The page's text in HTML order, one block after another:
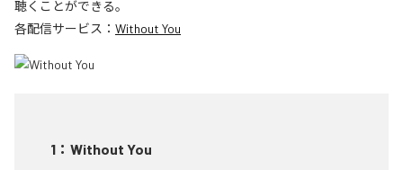
聴くことができる。
各配信サービス： Without You
1 ： Without You